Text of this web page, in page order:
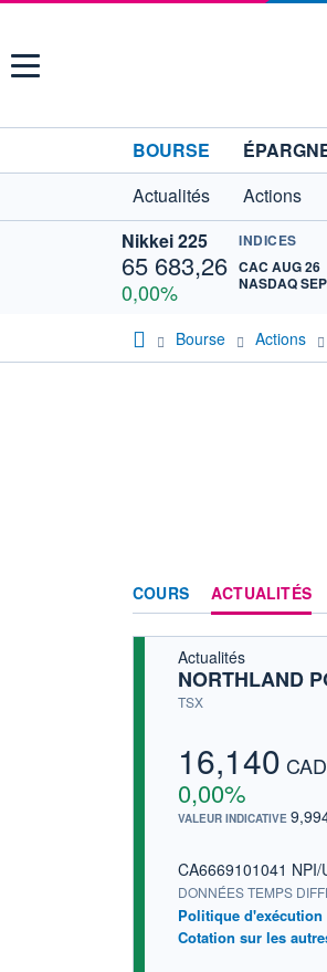
Menu
BOURSE
Actualités
Actions
Nikkei 225
65 683,26
0,00%
INDICES
CAC AUG 26
NASDAQ
Bourse Actions
COURS ACTUALITÉS
Actualités
NORTHLAND
TSX
16,140 CAD
0,00%
VALEUR INDICATIVE
CA6669101041 NPI/
DONNÉES TEMPS
Politique d'exécution
Cotation sur les